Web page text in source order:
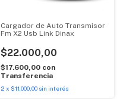
Cargador de Auto Transmisor
Fm X2 Usb Link Dinax
$22.000,00
$17.600,00 con
Transferencia
2 x $11.000,00 sin interés